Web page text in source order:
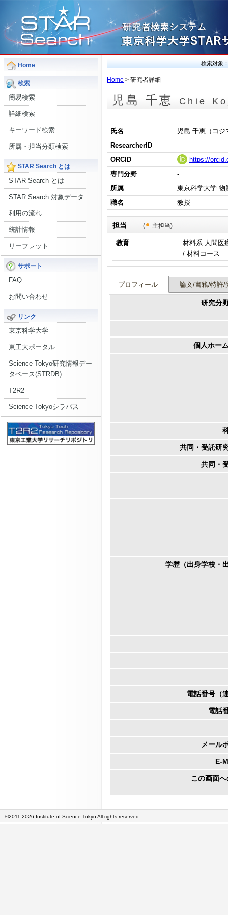
Home
検索
簡易検索
詳細検索
キーワード検索
所属・担当分類検索
STAR Search とは
STAR Search とは
STAR Search 対象データ
利用の流れ
統計情報
リーフレット
サポート
FAQ
お問い合わせ
リンク
東京科学大学
東工大ポータル
Science Tokyo研究情報デー
タベース(STRDB)
T2R2
Science Tokyoシラバス
検索対象
Home > 研究者詳細
児島 千恵 Chie
氏名
児島 千恵（コジ
ResearcherID
ORCID
https://
専門分野
-
所属
東京科学大学 物
職名
教授
( 主担当)
教育
材料系 人間医
/ 材料コース
プロフィール 論文/書籍/特許/
研究分
個人ホー
共同・受託研
共同・
学歴（出身学校・
電話番号（
電話
メール
E-
この画面
©2011-2026 Institute of Science Tokyo All rights reserved.